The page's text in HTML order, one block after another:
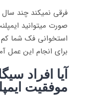
فرقی نمیکند چند
صورت میتوانید
استخوانی فک شما کم
برای انجام این عمل
آیا افراد
موفقیت